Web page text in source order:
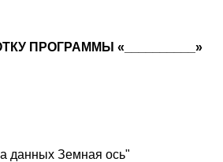
ПРОГРАММЫ «__________»
данных Земная ось"